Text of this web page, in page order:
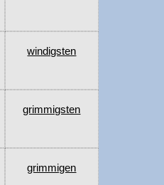
windigsten
grimmigsten
grimmigen